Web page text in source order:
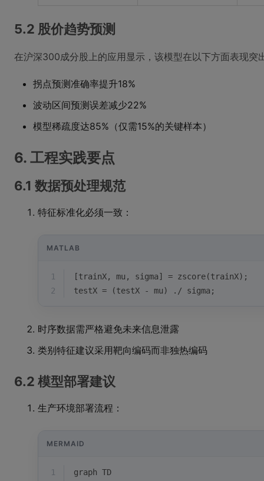
5.2 股价趋势预测
在沪深300成分股上的应用显示，该模型在以下方面表现突
拐点预测准确率提升18%
波动区间预测误差减少22%
模型稀疏度达85%（仅需15%的关键样本）
6. 工程实践要点
6.1 数据预处理规范
特征标准化必须一致：
MATLAB
1
[trainX, mu, sigma] = zscore(trainX);
2
testX = (testX - mu) ./ sigma;
时序数据需严格避免未来信息泄露
类别特征建议采用靶向编码而非独热编码
6.2 模型部署建议
生产环境部署流程：
MERMAID
1
graph TD